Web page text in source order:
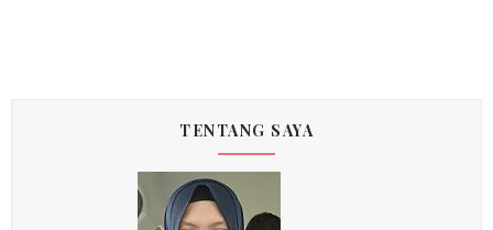
TENTANG SAYA